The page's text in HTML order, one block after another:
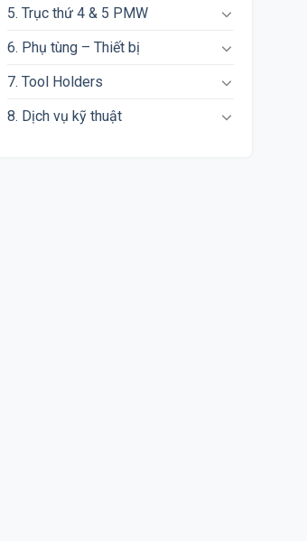
5. Trục thứ 4 & 5 PMW
6. Phụ tùng – Thiết bị
7. Tool Holders
8. Dịch vụ kỹ thuật